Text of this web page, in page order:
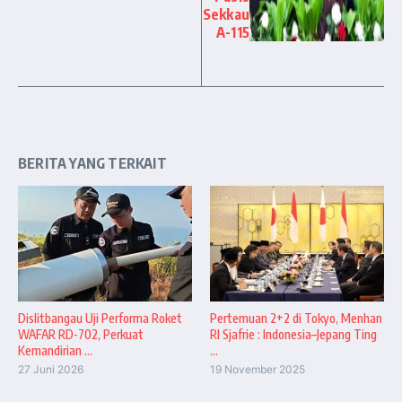
Sekkau
A-115
BERITA YANG TERKAIT
Dislitbangau Uji Performa Roket
WAFAR RD-702, Perkuat
Kemandirian ...
27 Juni 2026
Pertemuan 2+2 di Tokyo, Menhan
RI Sjafrie : Indonesia–Jepang Ting
...
19 November 2025